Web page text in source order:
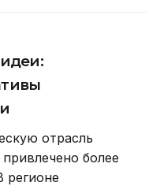
отрасль
более
регионе